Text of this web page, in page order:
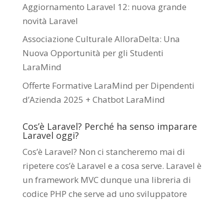
Aggiornamento Laravel 12: nuova grande
novità Laravel
Associazione Culturale AlloraDelta: Una
Nuova Opportunità per gli Studenti
LaraMind
Offerte Formative LaraMind per Dipendenti
d’Azienda 2025 + Chatbot LaraMind
Cos’è Laravel? Perché ha senso imparare
Laravel oggi?
Cos’è Laravel? Non ci stancheremo mai di
ripetere cos’è Laravel e a cosa serve. Laravel è
un framework MVC dunque una libreria di
codice PHP che serve ad uno sviluppatore